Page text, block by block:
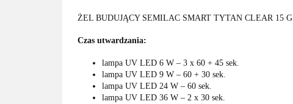
ŻEL BUDUJĄCY SEMILAC SMART TYTAN CLEAR 15 G
Czas utwardzania:
lampa UV LED 6 W – 3 x 60 + 45 sek.
lampa UV LED 9 W – 60 + 30 sek.
lampa UV LED 24 W – 60 sek.
lampa UV LED 36 W – 2 x 30 sek.